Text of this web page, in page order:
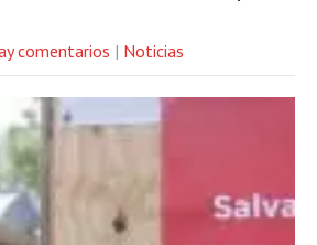
comentarios | Noticias